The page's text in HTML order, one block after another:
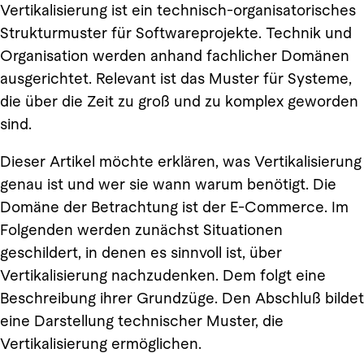
Vertikalisierung ist ein technisch-organisatorisches
Strukturmuster für Softwareprojekte. Technik und
Organisation werden anhand fachlicher Domänen
ausgerichtet. Relevant ist das Muster für Systeme,
die über die Zeit zu groß und zu komplex geworden
sind.
Dieser Artikel möchte erklären, was Vertikalisierung
genau ist und wer sie wann warum benötigt. Die
Domäne der Betrachtung ist der E-Commerce. Im
Folgenden werden zunächst Situationen
geschildert, in denen es sinnvoll ist, über
Vertikalisierung nachzudenken. Dem folgt eine
Beschreibung ihrer Grundzüge. Den Abschluß bildet
eine Darstellung technischer Muster, die
Vertikalisierung ermöglichen.